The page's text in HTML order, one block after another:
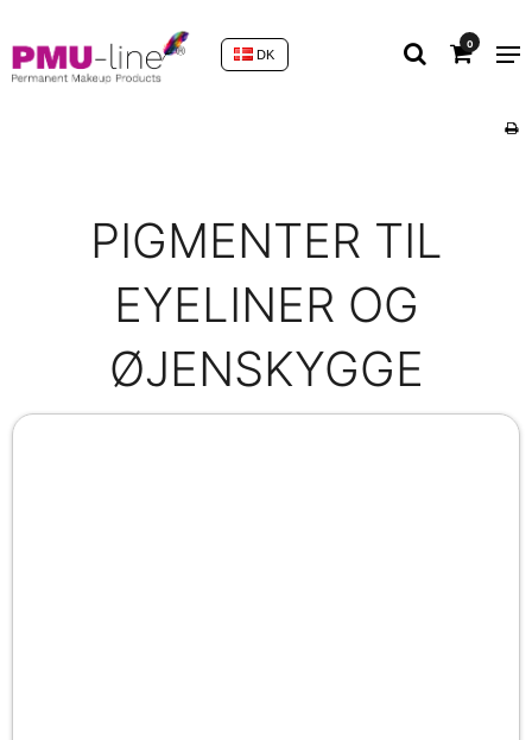
0
DK
PIGMENTER TIL
EYELINER OG
ØJENSKYGGE